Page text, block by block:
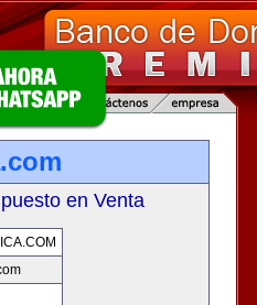
en Venta